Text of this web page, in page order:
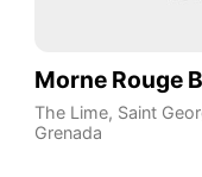
Morne Rouge
The Lime, Saint
Grenada